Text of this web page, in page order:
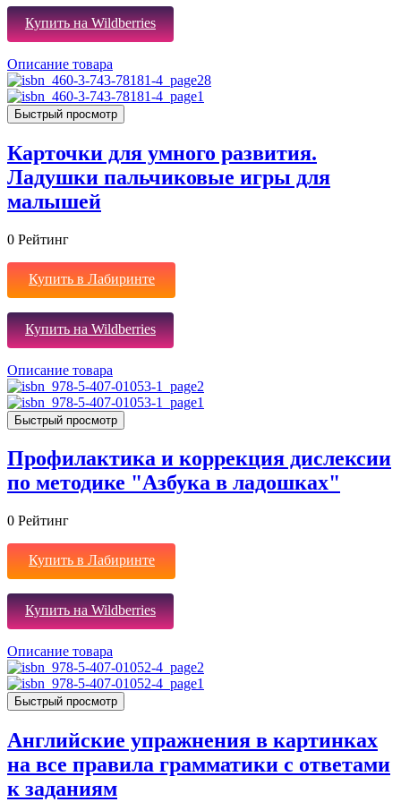
Купить на Wildberries
Описание товара
Быстрый просмотр
Карточки для умного развития.
Ладушки пальчиковые игры для
малышей
0 Рейтинг
Купить в Лабиринте
Купить на Wildberries
Описание товара
Быстрый просмотр
Профилактика и коррекция дислексии
по методике "Азбука в ладошках"
0 Рейтинг
Купить в Лабиринте
Купить на Wildberries
Описание товара
Быстрый просмотр
Английские упражнения в картинках
на все правила грамматики с ответами
к заданиям